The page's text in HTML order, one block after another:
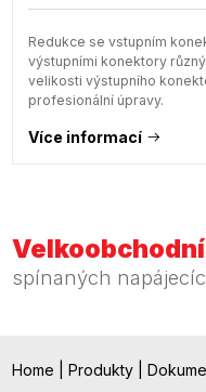
Redukce se vstupním
výstupními konektory
velikosti výstupního
profesionální úpravy.
Více informací
spínaných
Home Produkty